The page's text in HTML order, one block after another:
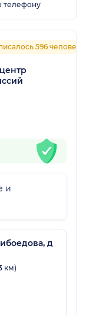
телефону
596 человек
и
д
км)